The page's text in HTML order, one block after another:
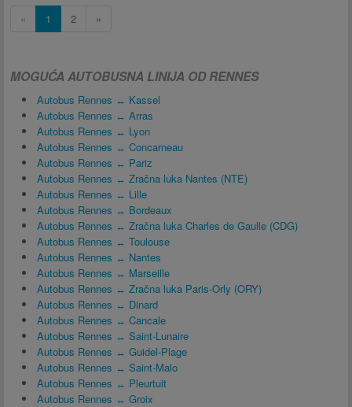
« 1 2 »
MOGUĆA AUTOBUSNA LINIJA OD RENNES
Autobus Rennes ↔ Kassel
Autobus Rennes ↔ Arras
Autobus Rennes ↔ Lyon
Autobus Rennes ↔ Concarneau
Autobus Rennes ↔ Pariz
Autobus Rennes ↔ Zračna luka Nantes (NTE)
Autobus Rennes ↔ Lille
Autobus Rennes ↔ Bordeaux
Autobus Rennes ↔ Zračna luka Charles de Gaulle (CDG)
Autobus Rennes ↔ Toulouse
Autobus Rennes ↔ Nantes
Autobus Rennes ↔ Marseille
Autobus Rennes ↔ Zračna luka Paris-Orly (ORY)
Autobus Rennes ↔ Dinard
Autobus Rennes ↔ Cancale
Autobus Rennes ↔ Saint-Lunaire
Autobus Rennes ↔ Guidel-Plage
Autobus Rennes ↔ Saint-Malo
Autobus Rennes ↔ Pleurtuit
Autobus Rennes ↔ Groix